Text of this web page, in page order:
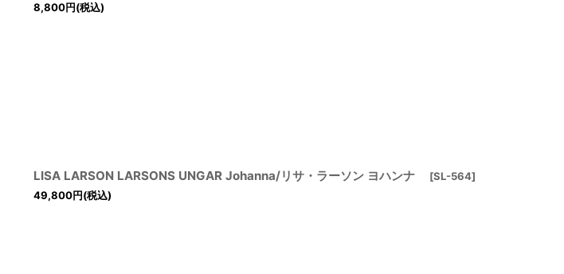
8,800円(税込)
LISA LARSON LARSONS UNGAR Johanna/リサ・ラーソン ヨハンナ [SL-564]
49,800円(税込)